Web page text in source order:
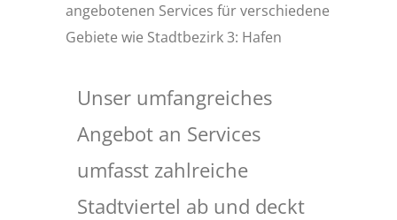
angebotenen Services für verschiedene
Gebiete wie Stadtbezirk 3: Hafen
Unser umfangreiches
Angebot an Services
umfasst zahlreiche
Stadtviertel ab und deckt